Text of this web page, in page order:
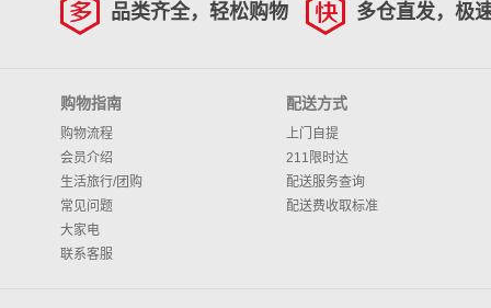
品类齐全，轻松购物 多仓直发，极
购物指南
购物流程
会员介绍
生活旅行/团购
常见问题
大家电
联系客服
配送方式
上门自提
211限时达
配送服务查询
配送费收取标准